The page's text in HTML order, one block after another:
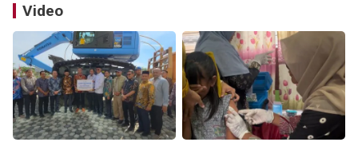
Video